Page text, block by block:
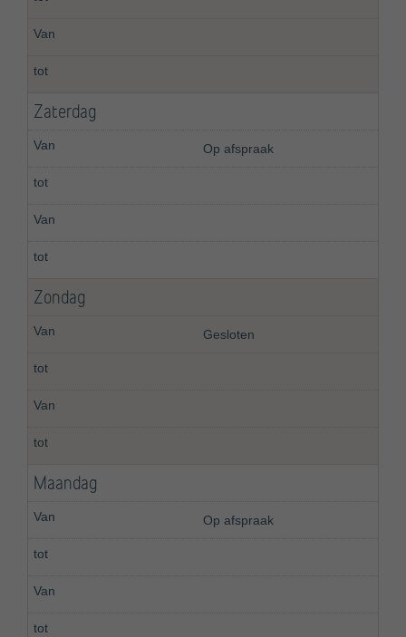
Zaterdag
Op afspraak
Zondag
Gesloten
Maandag
Op afspraak